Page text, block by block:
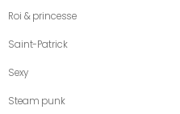
Roi & princesse
Saint-Patrick
Sexy
Steam punk